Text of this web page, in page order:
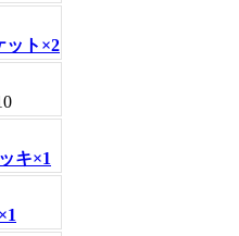
ット×2
キ×1